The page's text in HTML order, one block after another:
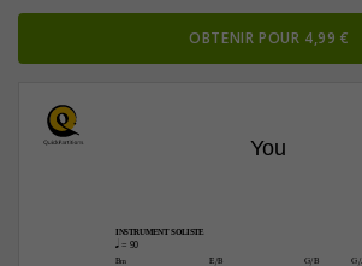
OBTENIR POUR 4,99 €
You
B‹ E/B G/B
q = 90
INSTRUMENT SOLISTE